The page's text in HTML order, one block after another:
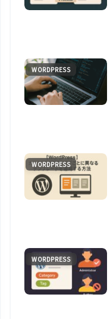
WORDPRESS
WORDPRESS
WORDPRESS